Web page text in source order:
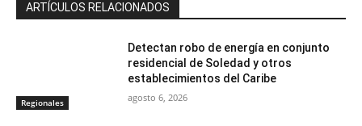
ARTÍCULOS RELACIONADOS
Regionales
Detectan robo de energía en conjunto
residencial de Soledad y otros
establecimientos del Caribe
agosto 6, 2026